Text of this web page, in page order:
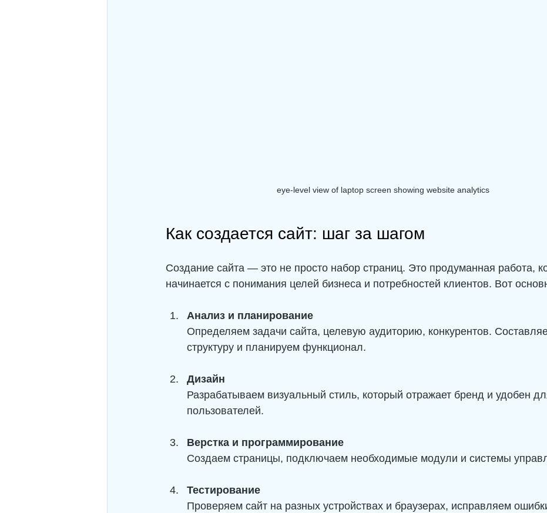
eye-level view of laptop screen showing website analytics
Как создается сайт: шаг за шагом
Создание сайта — это не просто набор страниц. Это продуманная работа,
начинается с понимания целей бизнеса и потребностей клиентов. Вот
Анализ и планирование
Определяем задачи сайта, целевую аудиторию, конкурентов.
структуру и планируем функционал.
Дизайн
Разрабатываем визуальный стиль, который отражает бренд и удобен
пользователей.
Верстка и программирование
Создаем страницы, подключаем необходимые модули и системы
Тестирование
Проверяем сайт на разных устройствах и браузерах, исправляем